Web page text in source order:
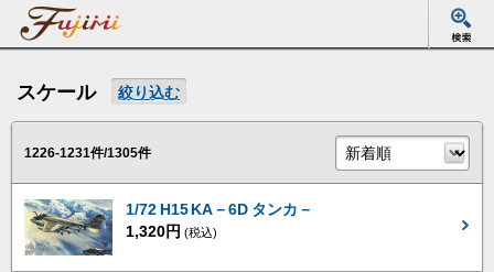
スケール 絞り込む
1226-1231件/1305件
1/72 H15 KA－6D タンカ－
1,320円 (税込)